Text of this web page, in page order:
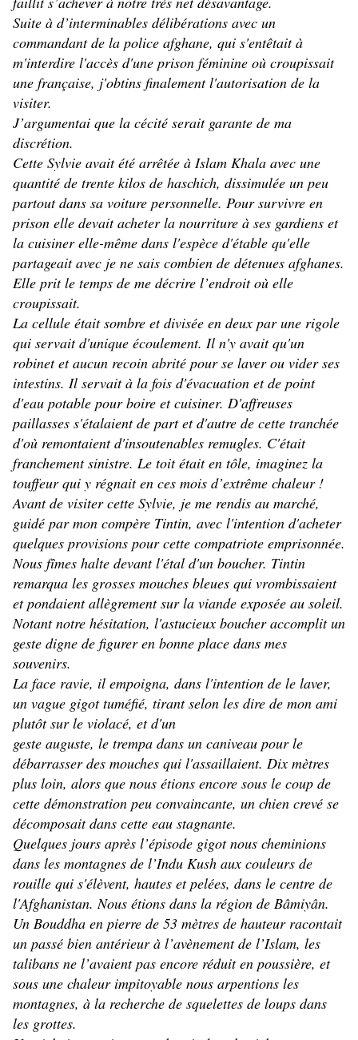
Suite à d’interminables délibérations avec un
commandant de la police afghane, qui s'entêtait à
m'interdire l'accès d'une prison féminine où croupissait
une française, j'obtins finalement l'autorisation de la
visiter.
J’argumentai que la cécité serait garante de ma
discrétion.
Cette Sylvie avait été arrêtée à Islam Khala avec une
quantité de trente kilos de haschich, dissimulée un peu
partout dans sa voiture personnelle. Pour survivre en
prison elle devait acheter la nourriture à ses gardiens et
la cuisiner elle-même dans l'espèce d'étable qu'elle
partageait avec je ne sais combien de détenues afghanes.
Elle prit le temps de me décrire l’endroit où elle
croupissait.
La cellule était sombre et divisée en deux par une rigole
qui servait d'unique écoulement. Il n'y avait qu'un
robinet et aucun recoin abrité pour se laver ou vider ses
intestins. Il servait à la fois d'évacuation et de point
d'eau potable pour boire et cuisiner. D'affreuses
paillasses s'étalaient de part et d'autre de cette tranchée
d'où remontaient d'insoutenables remugles. C'était
franchement sinistre. Le toit était en tôle, imaginez la
touffeur qui y régnait en ces mois d’extrême chaleur !
Avant de visiter cette Sylvie, je me rendis au marché,
guidé par mon compère Tintin, avec l'intention d'acheter
quelques provisions pour cette compatriote emprisonnée.
Nous fîmes halte devant l'étal d'un boucher. Tintin
remarqua les grosses mouches bleues qui vrombissaient
et pondaient allègrement sur la viande exposée au soleil.
Notant notre hésitation, l'astucieux boucher accomplit un
geste digne de figurer en bonne place dans mes
souvenirs.
La face ravie, il empoigna, dans l'intention de le laver,
un vague gigot tuméfié, tirant selon les dire de mon ami
plutôt sur le violacé, et d'un
geste auguste, le trempa dans un caniveau pour le
débarrasser des mouches qui l'assaillaient. Dix mètres
plus loin, alors que nous étions encore sous le coup de
cette démonstration peu convaincante, un chien crevé se
décomposait dans cette eau stagnante.
Quelques jours après l’épisode gigot nous cheminions
dans les montagnes de l’Indu Kush aux couleurs de
rouille qui s'élèvent, hautes et pelées, dans le centre de
l'Afghanistan. Nous étions dans la région de Bâmiyân.
Un Bouddha en pierre de 53 mètres de hauteur racontait
un passé bien antérieur à l’avènement de l’Islam, les
talibans ne l’avaient pas encore réduit en poussière, et
sous une chaleur impitoyable nous arpentions les
montagnes, à la recherche de squelettes de loups dans
les grottes.